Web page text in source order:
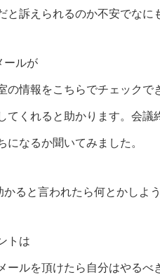
と訴えられるのか不安でなに
ールが
の情報をこちらでチェック
てくれると助かります。会議
になるか聞いてみました。
ると言われたら何とかしよ
トは
ールを頂けたら自分はやる